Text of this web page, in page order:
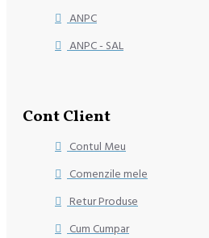
ANPC
ANPC - SAL
Cont Client
Contul Meu
Comenzile mele
Retur Produse
Cum Cumpar